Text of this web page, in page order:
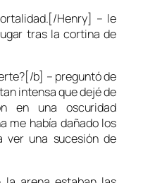
Henry] – le
tras la cortina de
b] – preguntó de
intensa que dejé de
en una oscuridad
me había dañado los
ver una sucesión de